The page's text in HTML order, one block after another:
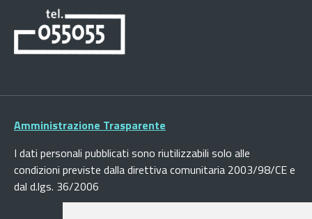
Amministrazione Trasparente
I dati personali pubblicati sono riutilizzabili solo alle
condizioni previste dalla direttiva comunitaria 2003/98/CE e
dal d.lgs. 36/2006